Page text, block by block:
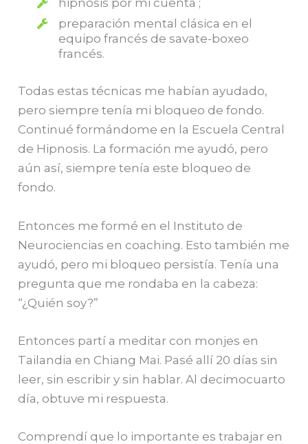
preparación mental clásica en el
equipo francés de savate-boxeo
francés.
Todas estas técnicas me habían ayudado,
pero siempre tenía mi bloqueo de fondo.
Continué formándome en la Escuela Central
de Hipnosis. La formación me ayudó, pero
aún así, siempre tenía este bloqueo de
fondo.
Entonces me formé en el Instituto de
Neurociencias en coaching. Esto también me
ayudó, pero mi bloqueo persistía. Tenía una
pregunta que me rondaba en la cabeza:
“¿Quién soy?”
Entonces partí a meditar con monjes en
Tailandia en Chiang Mai. Pasé allí 20 días sin
leer, sin escribir y sin hablar. Al decimocuarto
día, obtuve mi respuesta.
Comprendí que lo importante es trabajar en